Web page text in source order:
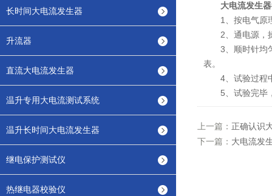
长时间大电流发生器
升流器
直流大电流发生器
温升专用大电流测试系统
温升长时间大电流发生器
继电保护测试仪
热继电器校验仪
大电流发生器
1、按电气原理
2、通电源，操
3、顺时针均匀
表。
4、试验过程中
5、试验完毕，
上一篇： 正确认识
下一篇： 大电流发